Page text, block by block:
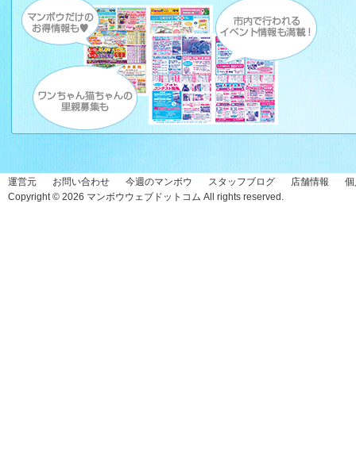
運営元 お問い合わせ 今週のマンボウ スタッフブログ 店舗情報
Copyright © 2026 マンボウウェブドットコム All rights reserved.